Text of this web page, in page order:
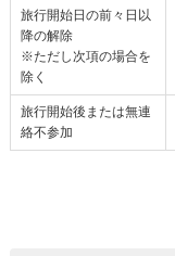
旅行開始日の前々日以
降の解除
※ただし次項の場合を
除く
旅行開始後または無連
絡不参加